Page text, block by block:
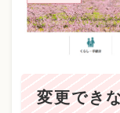
変更でき